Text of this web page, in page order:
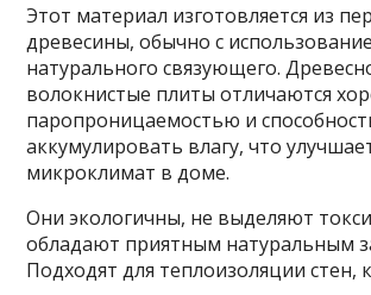
Этот материал изготовляется из
древесины, обычно с
натурального связующего.
волокнистые плиты отличаются
паропроницаемостью и
аккумулировать влагу, что
микроклимат в доме.
Они экологичны, не выделяют
обладают приятным натуральным
Подходят для теплоизоляции стен,